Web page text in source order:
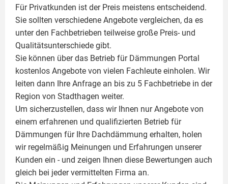
Für Privatkunden ist der Preis meistens entscheidend.
Sie sollten verschiedene Angebote vergleichen, da es
unter den Fachbetrieben teilweise große Preis- und
Qualitätsunterschiede gibt.
Sie können über das Betrieb für Dämmungen Portal
kostenlos Angebote von vielen Fachleute einholen. Wir
leiten dann Ihre Anfrage an bis zu 5 Fachbetriebe in der
Region von Stadthagen weiter.
Um sicherzustellen, dass wir Ihnen nur Angebote von
einem erfahrenen und qualifizierten Betrieb für
Dämmungen für Ihre Dachdämmung erhalten, holen
wir regelmäßig Meinungen und Erfahrungen unserer
Kunden ein - und zeigen Ihnen diese Bewertungen auch
gleich bei jeder vermittelten Firma an.